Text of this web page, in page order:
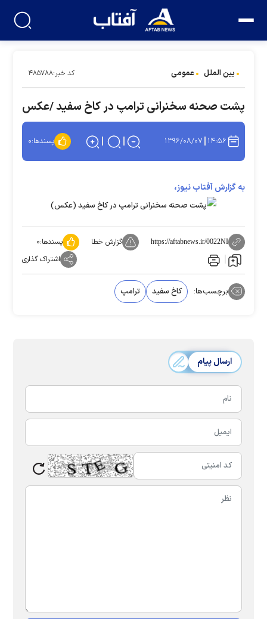
بین الملل عمومی کد خبر:۴۸۵۷۸۸
پشت صحنه سخنرانی ترامپ در کاخ سفید /عکس
۱۴:۵۶ ۱۳۹۶/۰۸/۰۷ پسندها:۰
به گزارش آفتاب نیوز،
https://aftabnews.ir/0022NI گزارش خطا پسندها:۰
اشتراک گذاری
برچسب‌ها: کاخ سفید ترامپ
ارسال پیام